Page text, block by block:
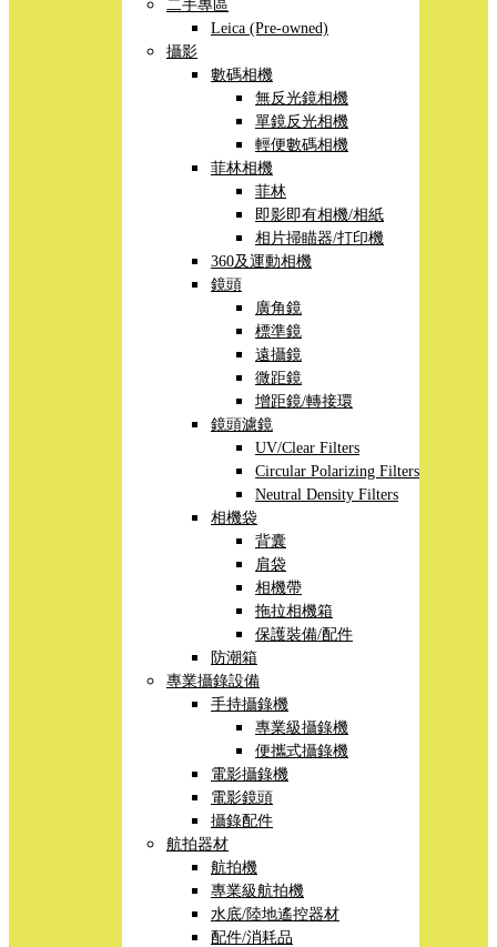
二手專區
Leica (Pre-owned)
攝影
數碼相機
無反光鏡相機
單鏡反光相機
輕便數碼相機
菲林相機
菲林
即影即有相機/相紙
相片掃瞄器/打印機
360及運動相機
鏡頭
廣角鏡
標準鏡
遠攝鏡
微距鏡
增距鏡/轉接環
鏡頭濾鏡
UV/Clear Filters
Circular Polarizing Filters
Neutral Density Filters
相機袋
背囊
肩袋
相機帶
拖拉相機箱
保護裝備/配件
防潮箱
專業攝錄設備
手持攝錄機
專業級攝錄機
便攜式攝錄機
電影攝錄機
電影鏡頭
攝錄配件
航拍器材
航拍機
專業級航拍機
水底/陸地遙控器材
配件/消耗品